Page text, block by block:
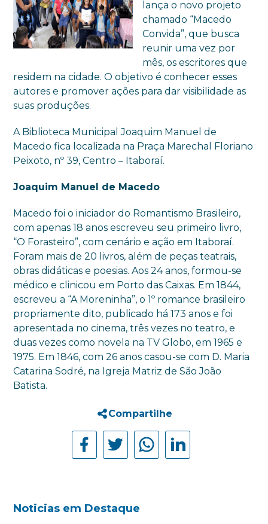
lança o novo projeto
chamado “Macedo
Convida”, que busca
reunir uma vez por
mês, os escritores que
residem na cidade. O objetivo é conhecer esses
autores e promover ações para dar visibilidade as
suas produções.
A Biblioteca Municipal Joaquim Manuel de
Macedo fica localizada na Praça Marechal Floriano
Peixoto, nº 39, Centro – Itaboraí.
Joaquim Manuel de Macedo
Macedo foi o iniciador do Romantismo Brasileiro,
com apenas 18 anos escreveu seu primeiro livro,
“O Forasteiro”, com cenário e ação em Itaboraí.
Foram mais de 20 livros, além de peças teatrais,
obras didáticas e poesias. Aos 24 anos, formou-se
médico e clinicou em Porto das Caixas. Em 1844,
escreveu a “A Moreninha”, o 1º romance brasileiro
propriamente dito, publicado há 173 anos e foi
apresentada no cinema, três vezes no teatro, e
duas vezes como novela na TV Globo, em 1965 e
1975. Em 1846, com 26 anos casou-se com D. Maria
Catarina Sodré, na Igreja Matriz de São João
Batista.
Compartilhe
Noticias em Destaque